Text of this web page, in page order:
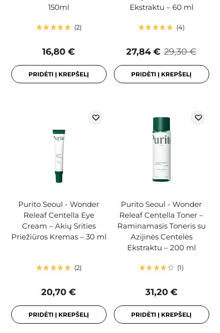
150ml
2
16,80 €
PRIDĖTI Į KREPŠELĮ
Ekstraktu – 60 ml
4
29,30 €
27,84 €
PRIDĖTI Į KREPŠELĮ
Purito Seoul - Wonder
Releaf Centella Eye
Cream – Akių Srities
Priežiūros Kremas – 30 ml
2
20,70 €
PRIDĖTI Į KREPŠELĮ
Purito Seoul - Wonder
Releaf Centella Toner –
Raminamasis Toneris su
Azijinės Centelės
Ekstraktu – 200 ml
1
31,20 €
PRIDĖTI Į KREPŠELĮ